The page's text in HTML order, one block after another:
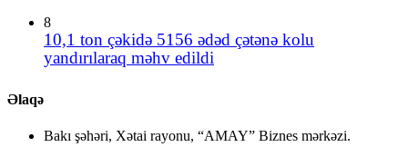
8
10,1 ton çəkidə 5156 ədəd çətənə kolu
yandırılaraq məhv edildi
Əlaqə
Bakı şəhəri, Xətai rayonu, “AMAY” Biznes mərkəzi.